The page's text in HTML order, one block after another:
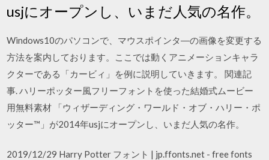
usjにオープンし、いまだ人気の名作。
Windows10のパソコンで、マウスポインタ―の画像を変更する
方法を案内しております。ここでは動くアニメーションキャラ
クターである「カービィ」を例に説明していきます。 関連記
事. ハリーポッター風フリーフォントを使った結婚式ムービー
用無料素材 「ウィザーディング・ワールド・オブ・ハリー・ポ
ッター™」が2014年usjにオープンし、いまだ人気の名作。
2019/12/29 Harry Potter フォント | jp.ffonts.net - free fonts